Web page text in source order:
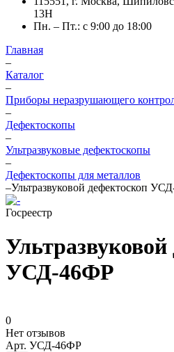
13Н
Пн. – Пт.: с 9:00 до 18:00
Главная
–
Каталог
–
Приборы неразрушающего
–
Дефектоскопы
–
Ультразвуковые дефектоскопы
–
Дефектоскопы для металлов
–Ультразвуковой дефектоскоп
Госреестр
УСД-46ФР
0
Нет отзывов
Арт. УСД-46ФР